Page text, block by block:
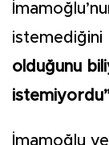
istemediğini
olduğunu
İmamoğlu ve